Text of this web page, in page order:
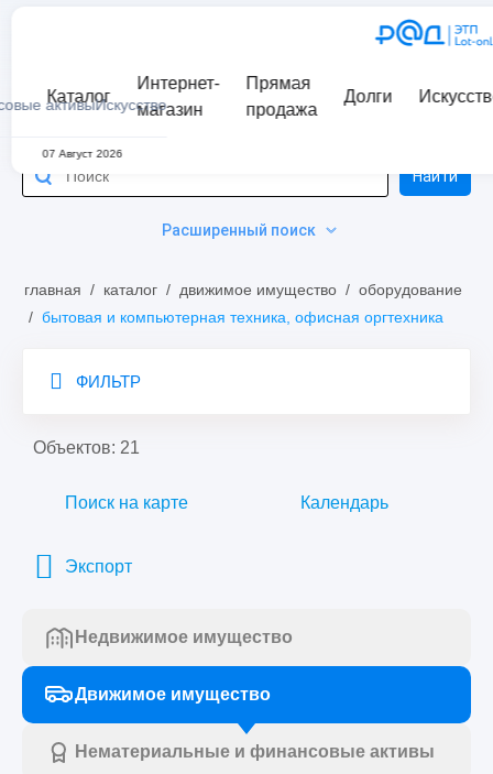
активыИскусство
Каталог
Интернет-
магазин
Прямая
продажа
Долги
07 Август 2026
Расширенный поиск
Найти
главная / каталог / движимое имущество / оборудование
/ бытовая и компьютерная техника, офисная оргтехника
ФИЛЬТР
Объектов: 21
Поиск на карте Календарь
Экспорт
Недвижимое имущество
Движимое имущество
Нематериальные и финансовые активы